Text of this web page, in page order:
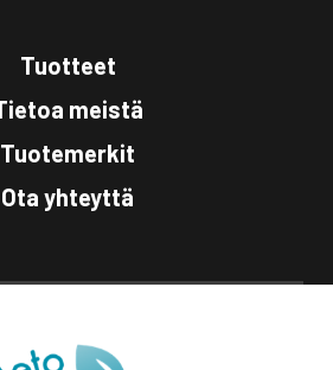
Tuotteet
meistä
Tuotemerkit
Ota yhteyttä